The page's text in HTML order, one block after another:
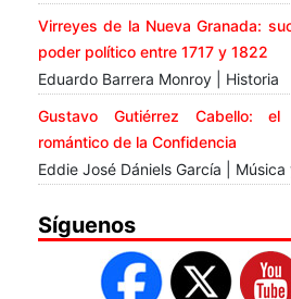
Virreyes de la Nueva Granada:
poder político entre 1717 y 1822
Eduardo Barrera Monroy | Historia
Gustavo Gutiérrez Cabello: el
romántico de la Confidencia
Eddie José Dániels García |
Síguenos